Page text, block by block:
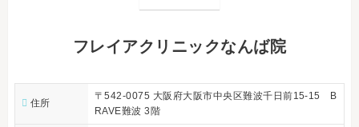
フレイアクリニックなんば院
住所
〒542-0075 大阪府大阪市中央区難波千日前15-15 B
RAVE難波 3階